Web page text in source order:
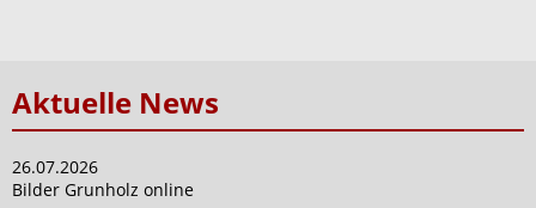
Aktuelle News
26.07.2026
Bilder Grunholz online